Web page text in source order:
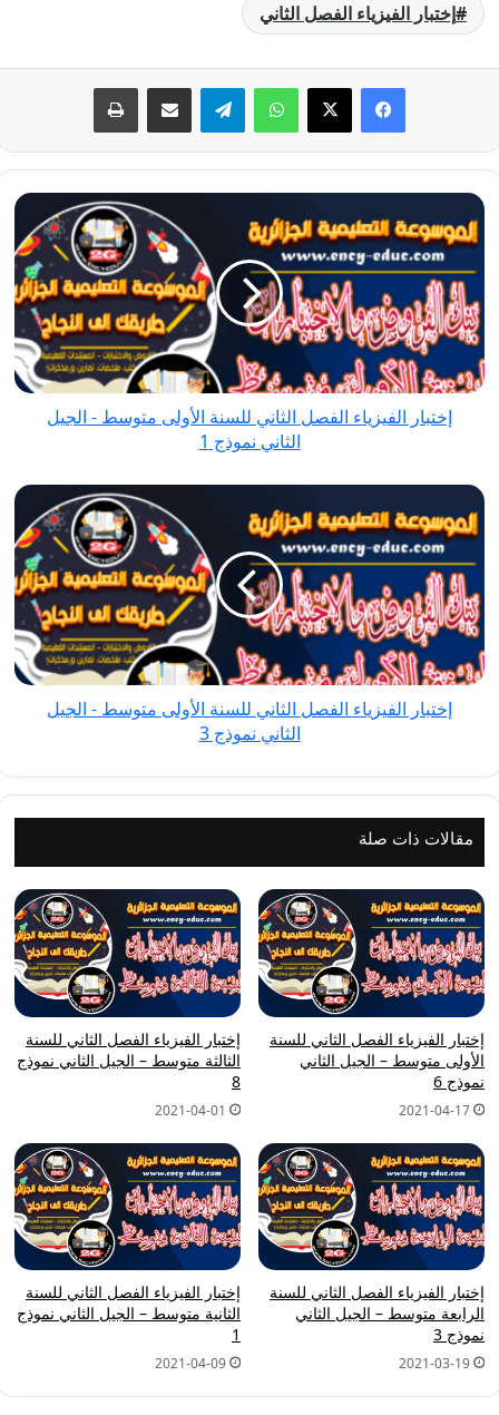
إختبار الفيزياء الفصل الثاني
فيسبوك
‫X واتسابتيلقراممشاركة عبر البريد طباعة
إختبار
الفيزياء
الفصل
الثاني
للسنة
الأولى
متوسط
-
الجيل
1
إختبار الفيزياء الفصل الثاني للسنة الأولى متوسط - الجيل
الثاني نموذج 1
إختبار
الفيزياء
الفصل
الثاني
للسنة
الأولى
متوسط
-
الجيل
3
إختبار الفيزياء الفصل الثاني للسنة الأولى متوسط - الجيل
الثاني نموذج 3
مقالات ذات صلة
إختبار الفيزياء الفصل الثاني للسنة
الأولى متوسط – الجيل الثاني
نموذج 6
2021-04-17
إختبار الفيزياء الفصل الثاني للسنة
الثالثة متوسط – الجيل الثاني نموذج
8
2021-04-01
إختبار الفيزياء الفصل الثاني للسنة
الرابعة متوسط – الجيل الثاني
نموذج 3
2021-03-19
إختبار الفيزياء الفصل الثاني للسنة
الثانية متوسط – الجيل الثاني نموذج
1
2021-04-09